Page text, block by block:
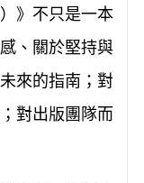
》不只是一本
、關於堅持與
來的指南；對
對出版團隊而